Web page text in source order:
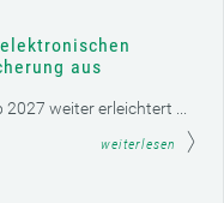
aus
weiter erleichtert ...
weiterlesen